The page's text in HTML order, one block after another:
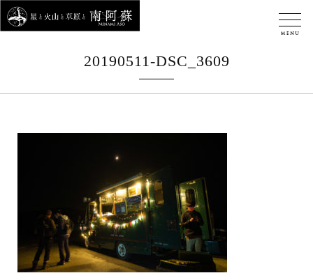
20190511-DSC_3609